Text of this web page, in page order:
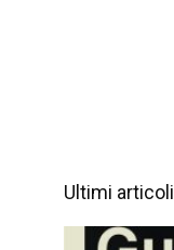
Ultimi articoli